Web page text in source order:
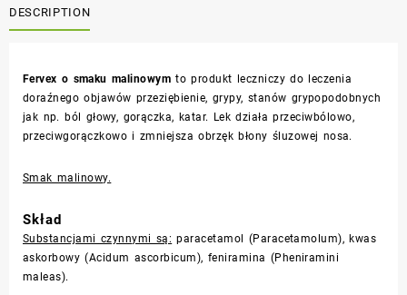
DESCRIPTION
Fervex o smaku malinowymto produkt leczniczy do leczenia
doraźnego objawów przeziębienie, grypy, stanów grypopodobnych
jak np. ból głowy, gorączka, katar. Lek działa przeciwbólowo,
przeciwgorączkowo i zmniejsza obrzęk błony śluzowej nosa.
Smak malinowy.
Skład
Substancjami czynnymi są: paracetamol (Paracetamolum), kwas
askorbowy (Acidum ascorbicum), feniramina (Pheniramini
maleas).